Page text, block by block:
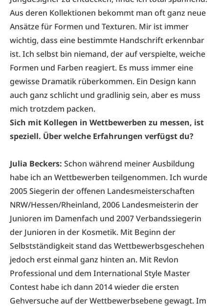
Aus deren Kollektionen bekommt man oft ganz neue
Ansätze für Formen und Texturen. Mir ist immer
wichtig, dass eine bestimmte Handschrift erkennbar
ist. Ich selbst bin niemand, der auf verspielte, weiche
Formen und Farben reagiert. Es muss immer eine
gewisse Dramatik rüberkommen. Ein Design kann
auch ganz schlicht und gradlinig sein, aber es muss
mich trotzdem packen.
Sich mit Kollegen in Wettbewerben zu messen, ist
speziell. Über welche Erfahrungen verfügst du?
Julia Beckers: Schon während meiner Ausbildung
habe ich an Wettbewerben teilgenommen. Ich wurde
2005 Siegerin der offenen Landesmeisterschaften
NRW/Hessen/Rheinland, 2006 Landesmeisterin der
Junioren im Damenfach und 2007 Verbandssiegerin
der Junioren in der Kosmetik. Mit Beginn der
Selbstständigkeit stand das Wettbewerbsgeschehen
jedoch erst einmal ganz hinten an. Mit Revlon
Professional und dem International Style Master
Contest habe ich dann 2014 wieder die ersten
Gehversuche auf der Wettbewerbsebene gewagt. Im